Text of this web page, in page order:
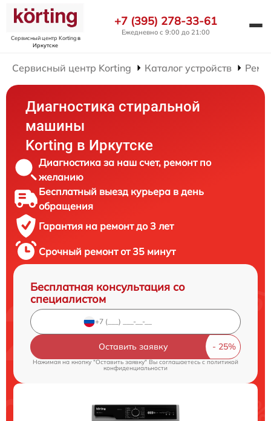
Сервисный центр Kortingв
Иркутске
+7 (395) 278-33-61
Ежедневно с 9:00 до 21:00
Сервисный центр Korting Каталог устройств
Диагностика стиральной
машины
Korting в Иркутске
Диагностика за наш счет, ремонт по
желанию
Бесплатный выезд курьера в день
обращения
Гарантия на ремонт до 3 лет
Срочный ремонт от 35 минут
Бесплатная консультация со
специалистом
Оставить заявку
Нажимая на кнопку "Оставить заявку" Вы соглашаетесь cполитикой
конфиденциальности